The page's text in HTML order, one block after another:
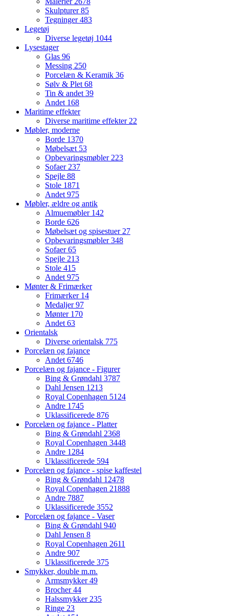
Skulpturer85
Tegninger483
Legetøj
Diverse legetøj 1044
Lysestager
Glas 96
Messing 250
Porcelæn & Keramik 36
Sølv & Plet 68
Tin & andet 39
Andet 168
Maritime effekter
Diverse maritime effekter 22
Møbler, moderne
Borde 1370
Møbelsæt 53
Opbevaringsmøbler 223
Sofaer 237
Spejle 88
Stole 1871
Andet 975
Møbler, ældre og antik
Almuemøbler 142
Borde 626
Møbelsæt og spisestuer 27
Opbevaringsmøbler348
Sofaer65
Spejle 213
Stole 415
Andet 975
Mønter & Frimærker
Frimærker 14
Medaljer97
Mønter 170
Andet 63
Orientalsk
Diverse orientalsk 775
Porcelæn og fajance
Andet 6746
Porcelæn og fajance - Figurer
Bing & Grøndahl 3787
Dahl Jensen 1213
Royal Copenhagen 5124
Andre 1745
Uklassificerede 876
Porcelæn og fajance - Platter
Bing & Grøndahl 2368
Royal Copenhagen 3448
Andre 1284
Uklassificerede 594
Porcelæn og fajance - spise kaffestel
Bing & Grøndahl 12478
Royal Copenhagen 21888
Andre 7887
Uklassificerede 3552
Porcelæn og fajance - Vaser
Bing & Grøndahl 940
Dahl Jensen 8
Royal Copenhagen 2611
Andre 907
Uklassificerede 375
Smykker, double m.m.
Armsmykker49
Brocher44
Halssmykker 235
Ringe 23